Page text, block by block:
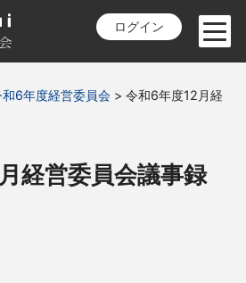
ログイン
和6年度経営委員会 > 令和6年度12月経
経営委員会議事録